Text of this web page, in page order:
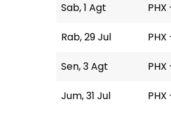
Sab, 1 Agt PHX
Rab, 29 Jul PHX
Sen, 3 Agt PHX
Jum, 31 Jul PHX